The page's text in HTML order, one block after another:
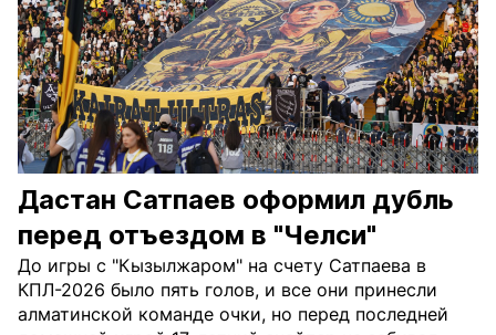
Дастан Сатпаев оформил дубль
перед отъездом в "Челси"
До игры с "Кызылжаром" на счету Сатпаева в
КПЛ-2026 было пять голов, и все они принесли
алматинской команде очки, но перед последней